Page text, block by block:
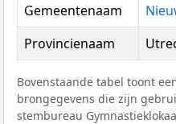
Gemeentenaam
Provincienaam
Bovenstaande tabel toont
brongegevens die zijn
stembureau